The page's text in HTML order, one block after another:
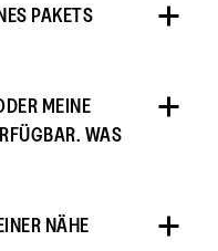
PAKETS
MEINE
WAS
NÄHE